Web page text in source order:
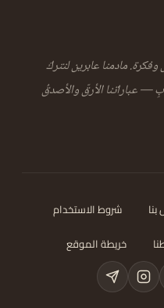
مادمنا عابرين لنتركَ
— عباراتنا الأرقّ والأصدقُ
شروط الاستخدام
خريطة الموقع